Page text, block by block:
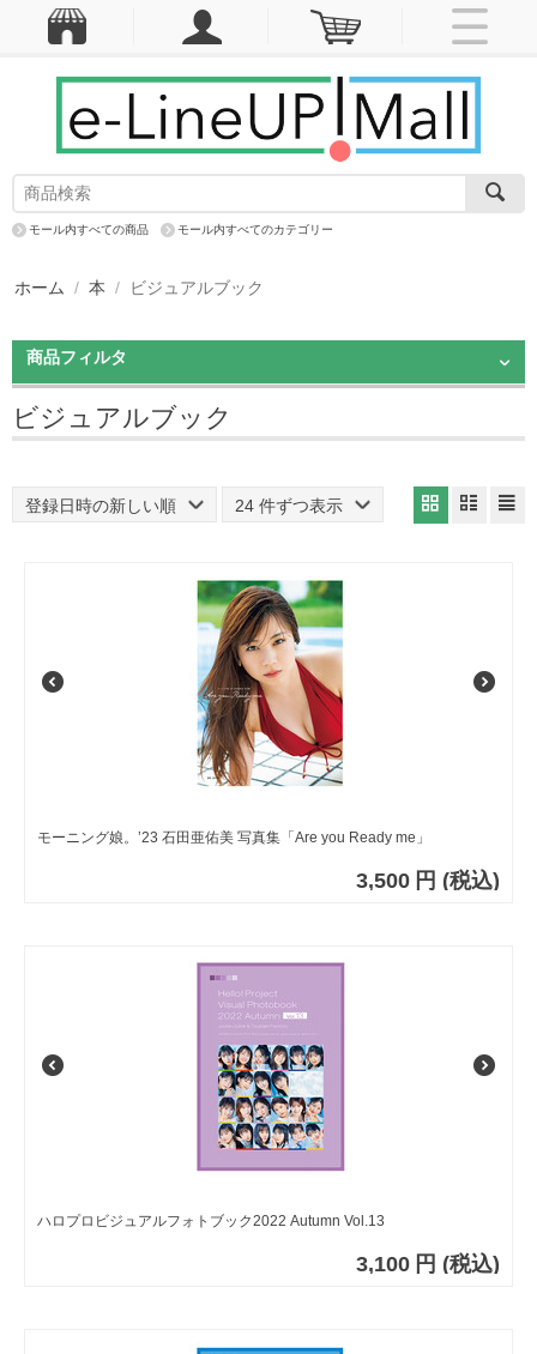
モール内すべての商品 モール内すべてのカテゴリー
ホーム / 本 / ビジュアルブック
商品フィルタ
ビジュアルブック
登録日時の新しい順 24 件ずつ表示
モーニング娘。’23 石田亜佑美 写真集「Are you Ready me」
3,500 円 (税込)
ハロプロビジュアルフォトブック2022 Autumn Vol.13
3,100 円 (税込)